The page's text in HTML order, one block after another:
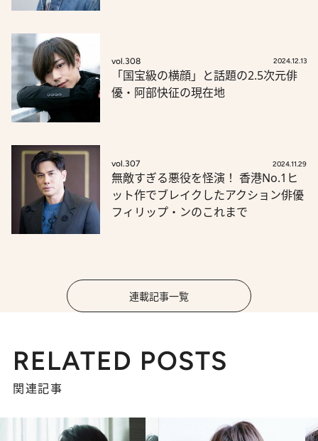
vol.308 2024.12.13
「国宝級の横顔」と話題の2.5次元俳
優・阿部快征の現在地
vol.307 2024.11.29
無敵すぎる悪役を怪演！ 香港No.1ヒ
ット作でブレイクしたアクション俳優
フィリップ・ンのこれまで
連載記事一覧
RELATED POSTS
関連記事